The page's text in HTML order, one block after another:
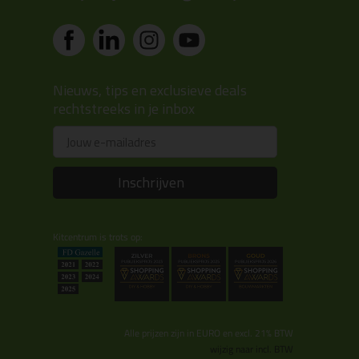
Nieuws, tips en exclusieve deals
rechtstreeks in je inbox
Inschrijven
Kitcentrum is trots op:
Alle prijzen zijn in EURO en excl. 21% BTW